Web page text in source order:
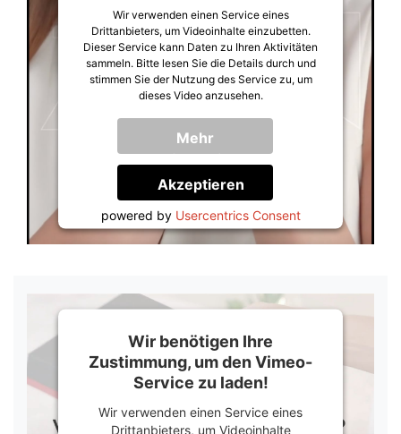
Wir verwenden einen Service eines
Drittanbieters, um Videoinhalte einzubetten.
Dieser Service kann Daten zu Ihren Aktivitäten
sammeln. Bitte lesen Sie die Details durch und
stimmen Sie der Nutzung des Service zu, um
dieses Video anzusehen.
Mehr
Informationen
Akzeptieren
powered by Usercentrics Consent
Management Platform&Trusted Shops
Wir benötigen Ihre
Zustimmung, um den Vimeo-
Service zu laden!
Wir verwenden einen Service eines
Drittanbieters, um Videoinhalte